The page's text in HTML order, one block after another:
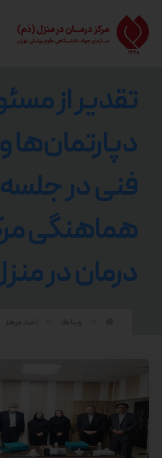
تقدیر از
فنی در
هماهنگی
درمان در
اخبار مرکز